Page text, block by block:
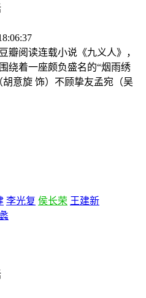
瓣阅读连载小说《九义人》，
着一座颇负盛名的“烟雨绣
意旋 饰）不顾挚友孟宛（吴
李光复 侯长荣 王建新